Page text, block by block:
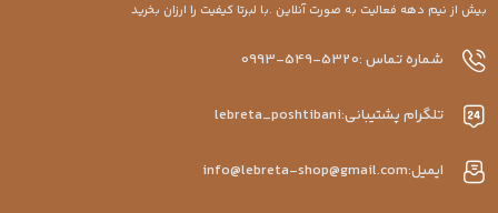
از نیم دهه فعالیت به صورت آنلاین .با لبرتا کیفیت را ارزان بخرید
شماره تماس :5320-549-0993
تلگرام پشتیبانی:lebreta_poshtibani
ایمیل:info@lebreta-shop@gmail.com